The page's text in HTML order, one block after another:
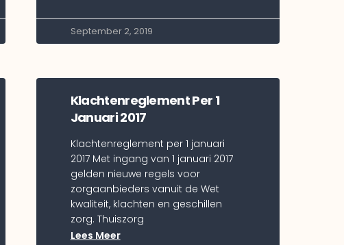
September 2, 2019
Klachtenreglement Per 1
Januari 2017
Klachtenreglement per 1 januari
2017 Met ingang van 1 januari 2017
gelden nieuwe regels voor
zorgaanbieders vanuit de Wet
kwaliteit, klachten en geschillen
zorg. Thuiszorg
Lees Meer